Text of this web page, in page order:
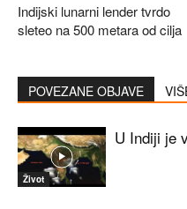
Indijski lunarni lender tvrdo
sleteo na 500 metara od cilja
POVEZANE OBJAVE
Život
U Indiji je